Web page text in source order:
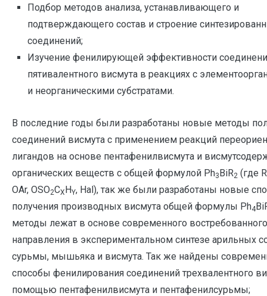
Подбор методов анализа, устанавливающего и
подтверждающего состав и строение
соединений;
Изучение фенилирующей эффективности
пятивалентного висмута в реакциях с
и неорганическими субстратами.
В последние годы были разработаны новые методы
соединений висмута с применением реакций
лигандов на основе пентафенилвисмута и
органических веществ с общей формулой Ph3BiR2 (где
OAr, ОSО2СХНY, Hal), так же были разработаны новые
получения производных висмута общей формулы Ph4
методы лежат в основе современного востребованного
направления в экспериментальном синтезе арильных
сурьмы, мышьяка и висмута. Так же найдены
способы фенилирования соединений трехвалентного
помощью пентафенилвисмута и пентафенилсурьмы;